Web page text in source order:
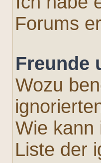
Forums
Freunde
Wozu
Wie kann
Liste der